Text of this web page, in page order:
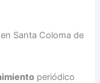
Santa Coloma de
periódico